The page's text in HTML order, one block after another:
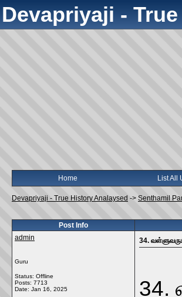
Devapriyaji -
Home List All
Devapriyaji - True History Analaysed -> Senthamil
Post Info
admin
Guru
Status: Offline
Posts: 7713
Date: Jan 16, 2025
34.
34.